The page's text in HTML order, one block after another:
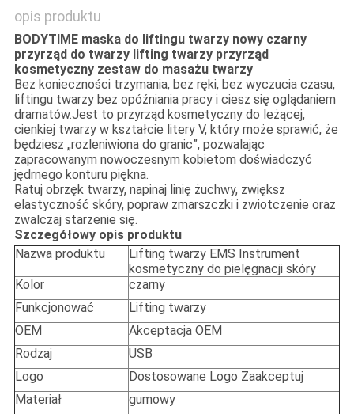
opis produktu
BODYTIME maska ​​do liftingu twarzy nowy czarny
przyrząd do twarzy lifting twarzy przyrząd
kosmetyczny zestaw do masażu twarzy
Bez konieczności trzymania, bez ręki, bez wyczucia czasu,
liftingu twarzy bez opóźniania pracy i ciesz się oglądaniem
dramatów.Jest to przyrząd kosmetyczny do leżącej,
cienkiej twarzy w kształcie litery V, który może sprawić, że
będziesz „rozleniwiona do granic”, pozwalając
zapracowanym nowoczesnym kobietom doświadczyć
jędrnego konturu piękna.
Ratuj obrzęk twarzy, napinaj linię żuchwy, zwiększ
elastyczność skóry, popraw zmarszczki i zwiotczenie oraz
zwalczaj starzenie się.
Szczegółowy opis produktu
Nazwa produktu
Lifting twarzy EMS Instrument
kosmetyczny do pielęgnacji skóry
Kolor
czarny
Funkcjonować
Lifting twarzy
OEM
Akceptacja OEM
Rodzaj
USB
Logo
Dostosowane Logo Zaakceptuj
Materiał
gumowy